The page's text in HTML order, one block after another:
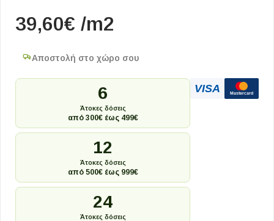
39,60€ /m2
Αποστολή στο χώρο σου
6
Άτοκες δόσεις
από 300€ έως 499€
12
Άτοκες δόσεις
από 500€ έως 999€
24
Άτοκες δόσεις
VISA Mastercard